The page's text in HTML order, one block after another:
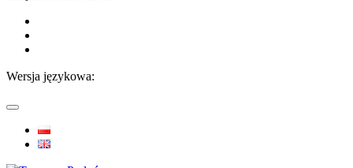
Wersja językowa: